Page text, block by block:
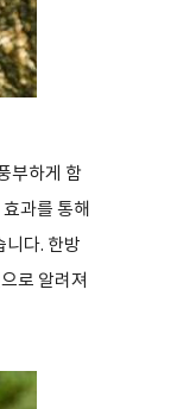
부하게 함
과를 통해
니다. 한방
로 알려져